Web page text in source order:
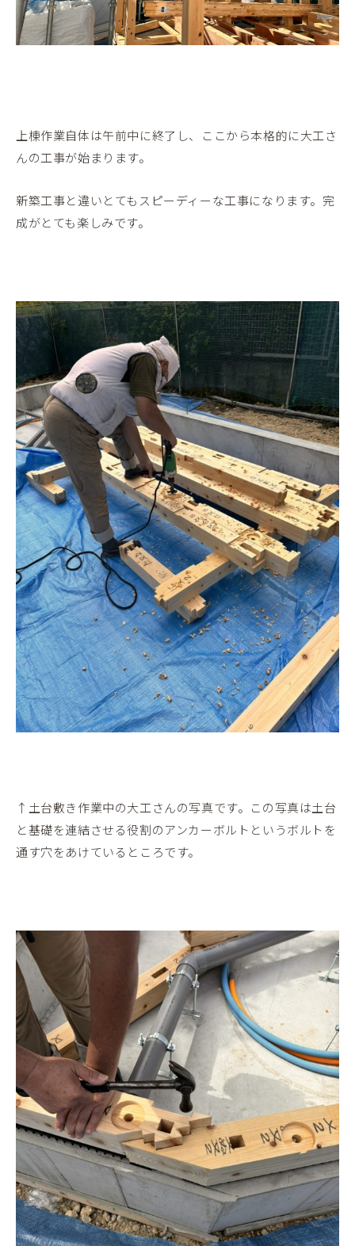
上棟作業自体は午前中に終了し、ここから本格的に大工さ
んの工事が始まります。
新築工事と違いとてもスピーディーな工事になります。完
成がとても楽しみです。
↑土台敷き作業中の大工さんの写真です。この写真は土台
と基礎を連結させる役割のアンカーボルトというボルトを
通す穴をあけているところです。